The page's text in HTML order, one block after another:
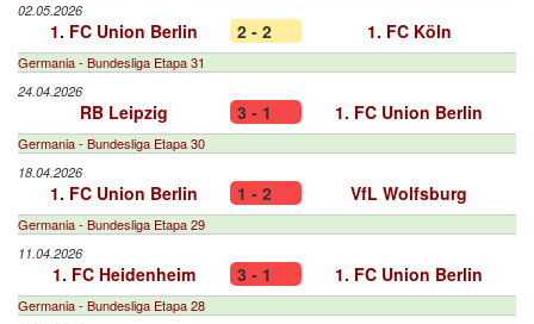
02.05.2026
1. FC Union Berlin 2 - 2 1. FC Köln
Germania - Bundesliga Etapa 31
24.04.2026
RB Leipzig 3 - 1 1. FC Union Berlin
Germania - Bundesliga Etapa 30
18.04.2026
1. FC Union Berlin 1 - 2 VfL Wolfsburg
Germania - Bundesliga Etapa 29
11.04.2026
1. FC Heidenheim 3 - 1 1. FC Union Berlin
Germania - Bundesliga Etapa 28